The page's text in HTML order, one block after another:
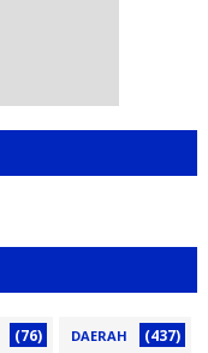
(76) DAERAH (437)